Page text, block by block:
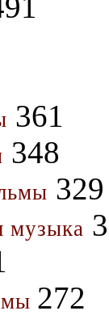
361
348
329
музыка
272